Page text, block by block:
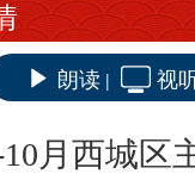
朗读 | 视
10月西城区